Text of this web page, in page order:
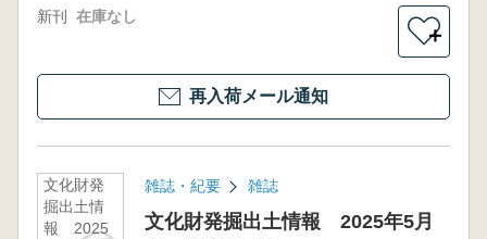
新刊 在庫なし
＋
再入荷メール通知
文化財発
掘出土情
報 2025
雑誌・紀要 雑誌
文化財発掘出土情報 2025年5月